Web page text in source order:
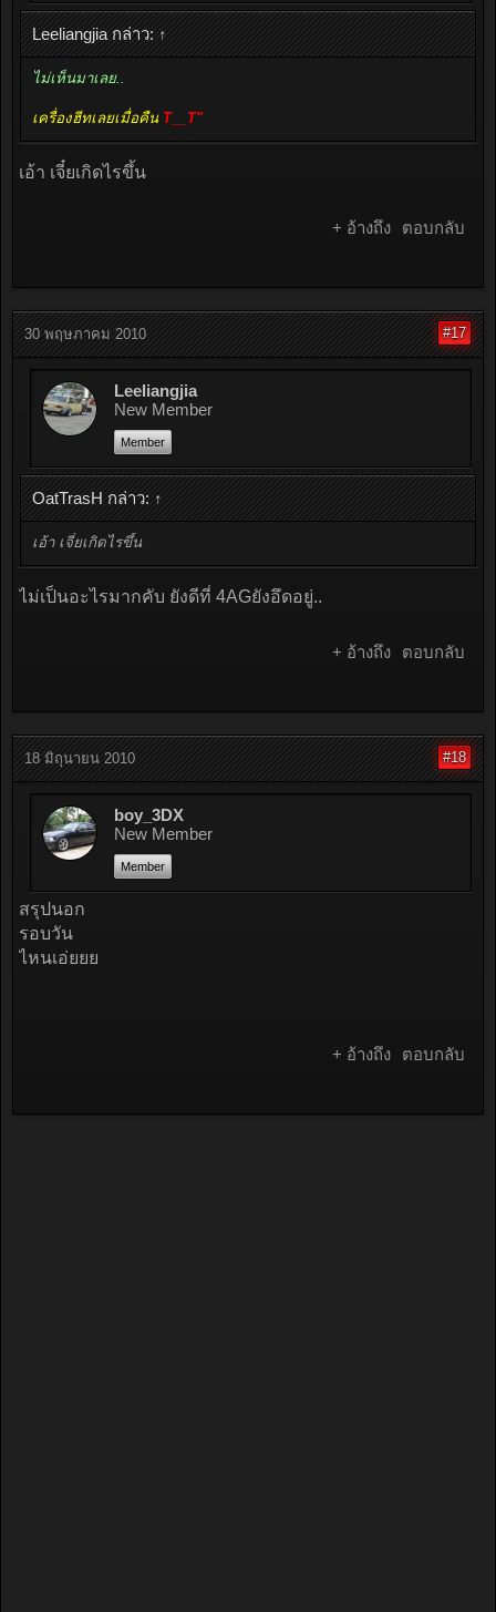
Leeliangjia กล่าว: ↑
ไม่เห็นมาเลย..
เครื่องฮีทเลยเมื่อคืน T__T"
เอ้า เจี๋ยเกิดไรขึ้น
+ อ้างถึง ตอบกลับ
30 พฤษภาคม 2010 #17
Leeliangjia
New Member
Member
OatTrasH กล่าว: ↑
เอ้า เจี๋ยเกิดไรขึ้น
ไม่เป็นอะไรมากคับ ยังดีที่ 4AGยังอึดอยู่..
+ อ้างถึง ตอบกลับ
18 มิถุนายน 2010 #18
boy_3DX
New Member
Member
สรุปนอก
รอบวัน
ไหนเอ่ยยย
+ อ้างถึง ตอบกลับ